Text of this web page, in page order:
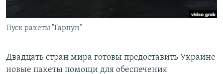
Русский
Пуск ракеты "Гарпун"
Двадцать стран мира готовы предоставить Украине
новые пакеты помощи для обеспечения